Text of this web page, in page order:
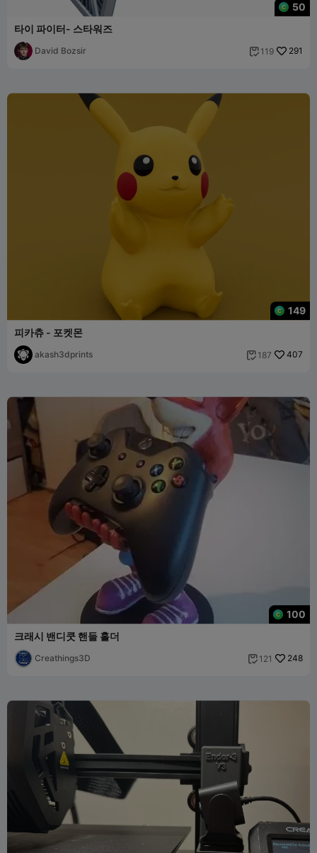
50
타이 파이터- 스타워즈
David Bozsir  119 291
149
피카츄 - 포켓몬
akash3dprints  187 407
100
크래시 밴디쿳 핸들 홀더
Creathings3D  121 248